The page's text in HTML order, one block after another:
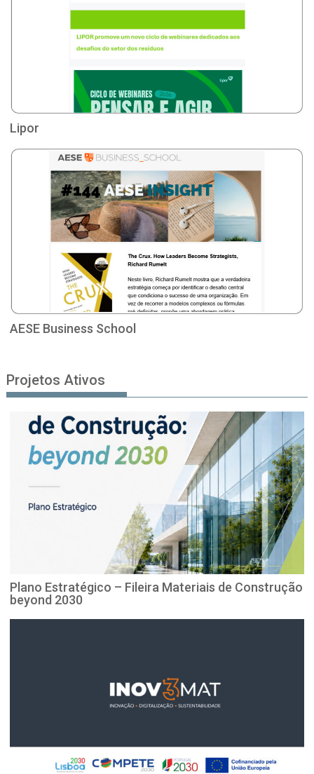
Lipor
AESE Business School
Projetos Ativos
Plano Estratégico – Fileira Materiais de Construção
beyond 2030